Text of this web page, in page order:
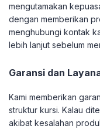
mengutamakan
dengan memberikan
menghubungi kontak
lebih lanjut sebelum
Garansi dan
Kami memberikan
struktur kursi. Kalau
akibat kesalahan